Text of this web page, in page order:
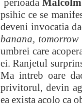
perioada
psihic ce se
deveni invocatia
banana,
umbrei care
ei. Ranjetul
Ma intreb oare
privitorul, devin
ea exista acolo ca